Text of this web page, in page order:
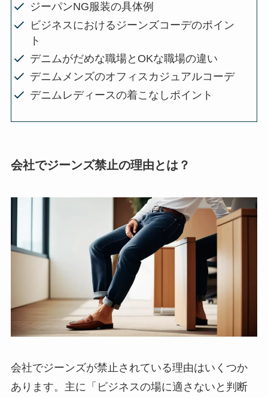
ジーパンNG服装の具体例
ビジネスにおけるジーンズコーデのポイン
ト
デニムがだめな職場とOKな職場の違い
デニムメンズのオフィスカジュアルコーデ
デニムレディースの着こなしポイント
会社でジーンズ禁止の理由とは？
会社でジーンズが禁止されている理由はいくつか
あります。主に「ビジネスの場に適さないと判断